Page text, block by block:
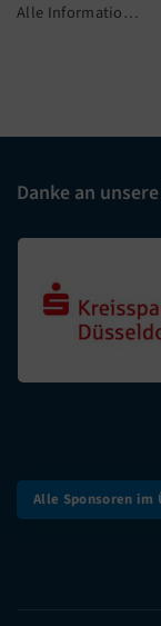
Alle Informatio…
Danke an
Alle Sponsoren im